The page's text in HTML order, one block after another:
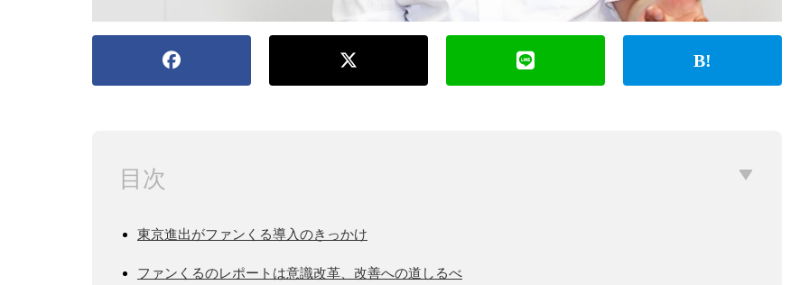
目次
東京進出がファンくる導入のきっかけ
ファンくるのレポートは意識改革、改善への道しるべ